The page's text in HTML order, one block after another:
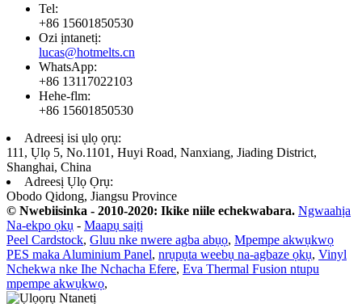
Tel:
+86 15601850530
Ozi ịntanetị:
lucas@hotmelts.cn
WhatsApp:
+86 13117022103
Hehe-flm:
+86 15601850530
Adreesị isi ụlọ ọrụ:
111, Ụlọ 5, No.1101, Huyi Road, Nanxiang, Jiading District,
Shanghai, China
Adreesị Ụlọ Ọrụ:
Obodo Qidong, Jiangsu Province
© Nwebiisinka - 2010-2020: Ikike niile echekwabara. Ngwaahịa
Na-ekpo ọkụ - Maapụ saịtị
Peel Cardstock, Gluu nke nwere agba abụọ, Mpempe akwụkwọ
PES maka Aluminium Panel, nrụpụta weebụ na-agbaze ọkụ, Vinyl
Nchekwa nke Ihe Nchacha Efere, Eva Thermal Fusion ntupu
mpempe akwụkwọ,